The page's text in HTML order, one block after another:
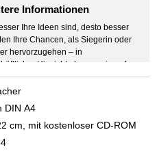
Informationen
Ihre Ideen sind, desto besser
Ihre Chancen, als Siegerin oder
hervorzugehen – in
Hinsicht ebenso wie auf
oder privatem Gebiet. Denn
todsicher:
Sie mit der Maus hierhin, um
DIN A4
cm, mit kostenloser CD-ROM